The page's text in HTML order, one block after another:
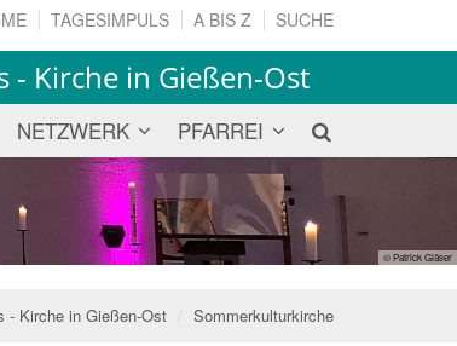
TAGESIMPULS A BIS Z SUCHE
- Kirche in Gießen-Ost
NETZWERK PFARREI
© Patrick Gläser
- Kirche in Gießen-Ost Sommerkulturkirche